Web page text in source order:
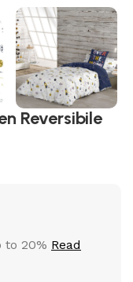
Reversibile
to 20% Read